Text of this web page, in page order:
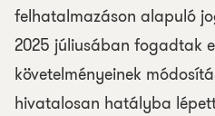
felhatalmazáson alapuló
2025 júliusában fogadtak
követelményeinek
hivatalosan hatályba